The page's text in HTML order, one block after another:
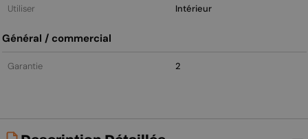
Utiliser Intérieur
Général / commercial
Garantie 2